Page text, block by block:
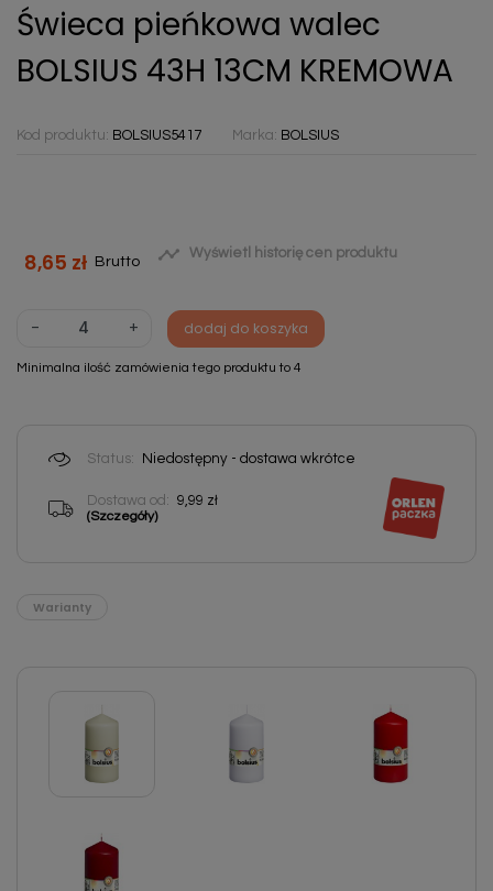
Świeca pieńkowa walec
BOLSIUS 43H 13CM KREMOWA
Kod produktu: BOLSIUS5417 Marka: BOLSIUS
8,65 zł Brutto  Wyświetl historię cen produktu
- + dodaj do koszyka
Minimalna ilość zamówienia tego produktu to 4
Status: Niedostępny - dostawa wkrótce
Dostawa od: 9,99 zł
(Szczegóły)
Warianty